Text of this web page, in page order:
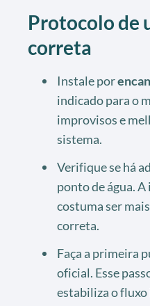
Protocolo de
correta
Instale por
indicado para o
improvisos e
sistema.
Verifique se há
ponto de água.
costuma ser
correta.
Faça a primeira
oficial. Esse
estabiliza o